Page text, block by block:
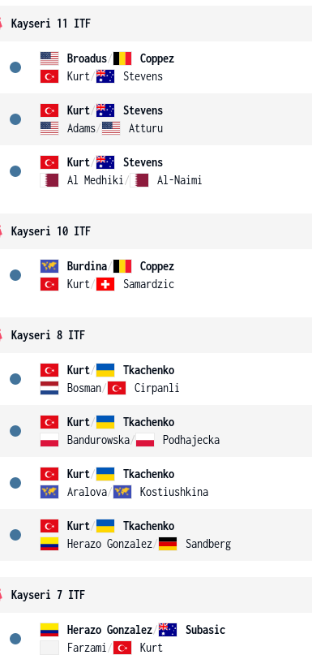
Kayseri 11 ITF
Broadus/
Coppez
Kurt/ Stevens
Kurt/
Stevens
Adams/ Atturu
Kurt/
Stevens
Al Medhiki / Al-Naimi
Kayseri 10 ITF
Burdina/
Coppez
Kurt/ Samardzic
Kayseri 8 ITF
Kurt/
Tkachenko
Bosman/ Cirpanli
Kurt/
Tkachenko
Bandurowska/ Podhajecka
Kurt/
Tkachenko
Aralova/ Kostiushkina
Kurt/
Tkachenko
Herazo Gonzalez/ Sandberg
Kayseri 7 ITF
Herazo Gonzalez/
Subasic
Farzami / Kurt